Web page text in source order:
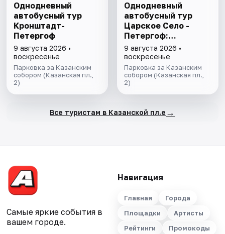
Однодневный
автобусный тур
Кронштадт-
Петергоф
9 августа 2026 •
воскресенье
Парковка за Казанским
собором (Казанская пл.,
2)
Однодневный
автобусный тур
Царское Село -
Петергоф:
"Янтарная комната
и Фонтаны
Петергофа за 1
день"
9 августа 2026 •
воскресенье
Парковка за Казанским
собором (Казанская пл.,
2)
Все туристам в Казанской пл.е →
Самые яркие события в
вашем городе.
Навигация
Главная
Города
Площадки
Артисты
Рейтинги
Промокоды